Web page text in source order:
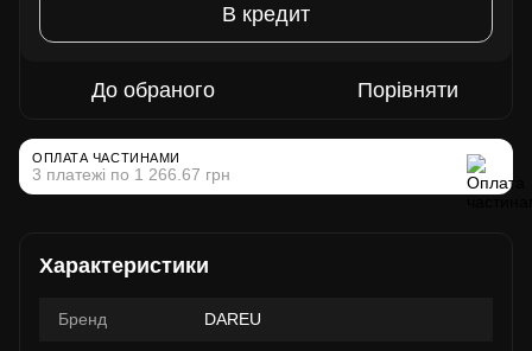
В кредит
До обраного Порівняти
ОПЛАТА ЧАСТИНАМИ
3 платежі по 1 266.67 грн
Характеристики
Бренд DAREU